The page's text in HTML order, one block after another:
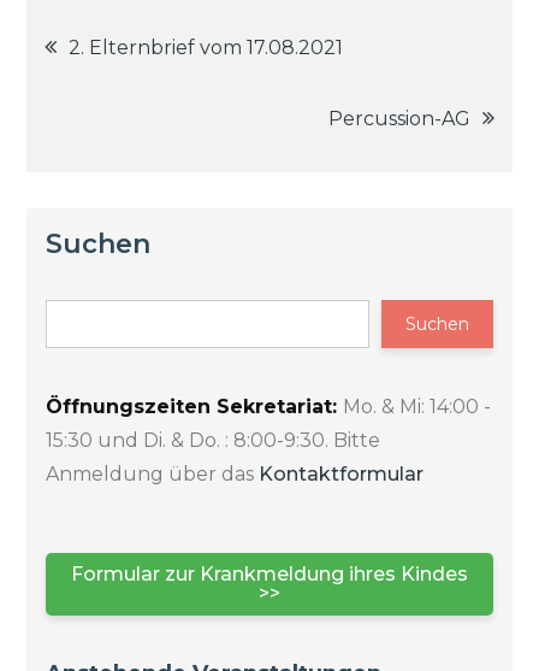
Beitragsnavigation
2. Elternbrief vom 17.08.2021
Percussion-AG
Suchen
Suchen
Öffnungszeiten Sekretariat: Mo. & Mi: 14:00 -
15:30 und Di. & Do. : 8:00-9:30. Bitte
Anmeldung über das Kontaktformular
Formular zur Krankmeldung ihres Kindes
>>